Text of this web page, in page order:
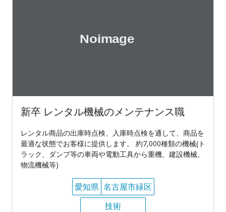
新卒 レンタル機械のメンテナンス職
レンタル商品の出庫時点検、入庫時点検を通して、商品を
最適な状態でお客様に提供します。 約7,000種類の機械(ト
ラック、ダンプ等の車両や電動工具から重機、建設機械、
物流機械等)
愛知県 名古屋市緑区
技術